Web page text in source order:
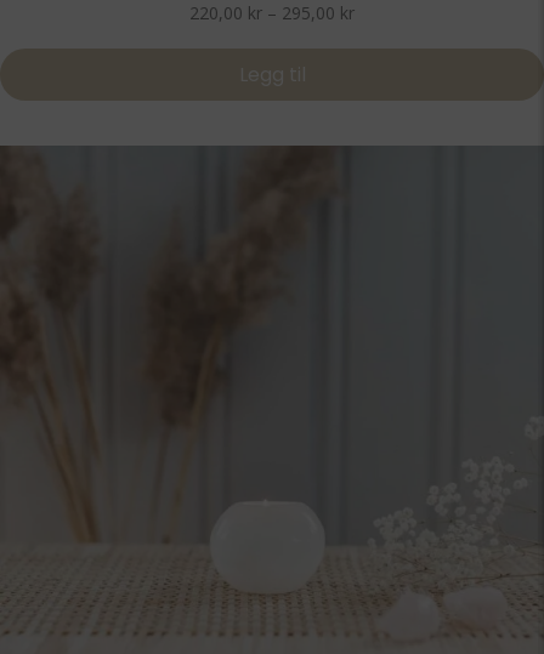
220,00 kr – 295,00 krPrisområde:
Legg til